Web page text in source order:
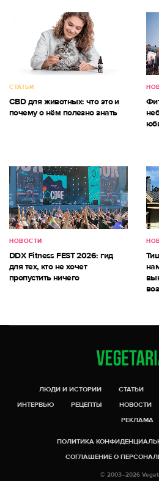
СТАТЬИ
CBD для животных: что это и
почему о нём полезно знать
НОВОСТИ
DDX Fitness FEST 2026: гид
для тех, кто не хочет
пропустить ничего
ЛЮДИ И ИСТОРИИ СТАТЬИ
ИНТЕРВЬЮ
РЕЦЕПТЫ НОВОСТИ
РЕКЛАМА
ПОЛИТИКА
СОГЛАШЕНИЕ О
© 2003–2026